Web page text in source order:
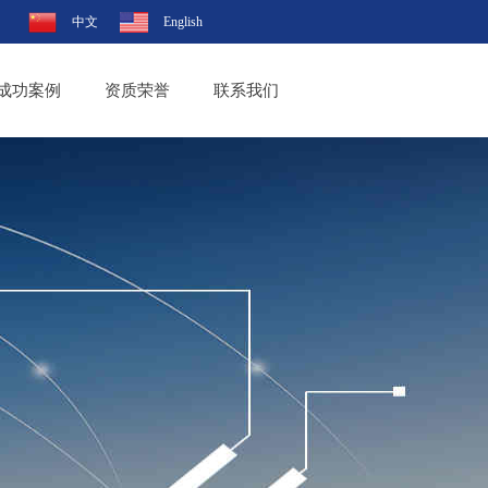
中文 English
功案例 资质荣誉 联系我们